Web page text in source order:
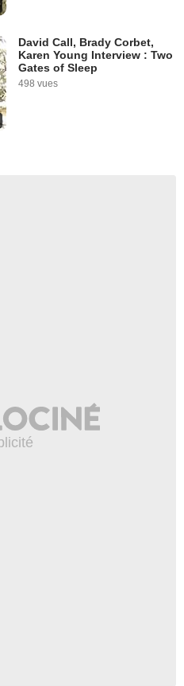
David Call, Brady Corbet,
Karen Young Interview : Two
Gates of Sleep
498 vues